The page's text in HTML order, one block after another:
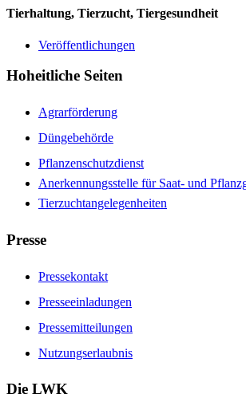
Tierhaltung, Tierzucht, Tiergesundheit
Veröffentlichungen
Hoheitliche Seiten
Agrarförderung
Düngebehörde
Pflanzenschutzdienst
Anerkennungsstelle für Saat- und
Tierzuchtangelegenheiten
Presse
Pressekontakt
Presseeinladungen
Pressemitteilungen
Nutzungserlaubnis
Die LWK